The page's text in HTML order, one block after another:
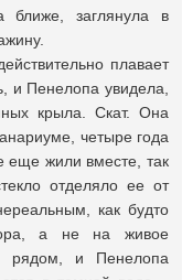
ближе, заглянула в
плавает
и Пенелопа увидела,
крыла. Скат. Она
четыре года
еще жили вместе, так
отделяло ее от
как будто
а не на живое
рядом, и Пенелопа